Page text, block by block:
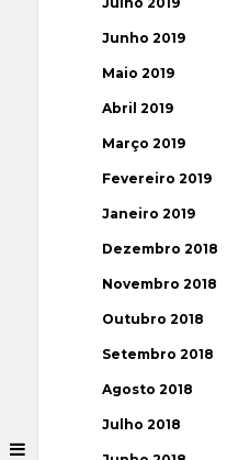
Junho 2019
Maio 2019
Abril 2019
Março 2019
Fevereiro 2019
Janeiro 2019
Dezembro 2018
Novembro 2018
Outubro 2018
Setembro 2018
Agosto 2018
Julho 2018